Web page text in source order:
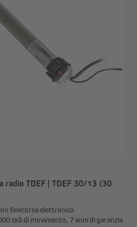
radio TDEF | TDEF 30/13 (30
finecorsa elettronico
cicli di movimento, 7 anni di garanzia